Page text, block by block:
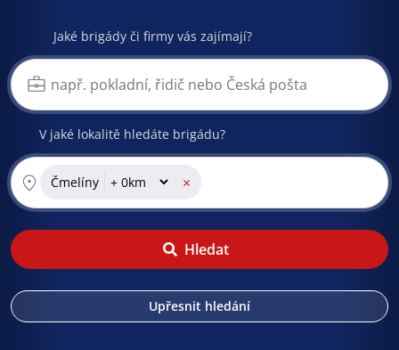
Jaké brigády či firmy vás zajímají?
V jaké lokalitě hledáte brigádu?
Čmelíny ×
Hledat
Upřesnit hledání